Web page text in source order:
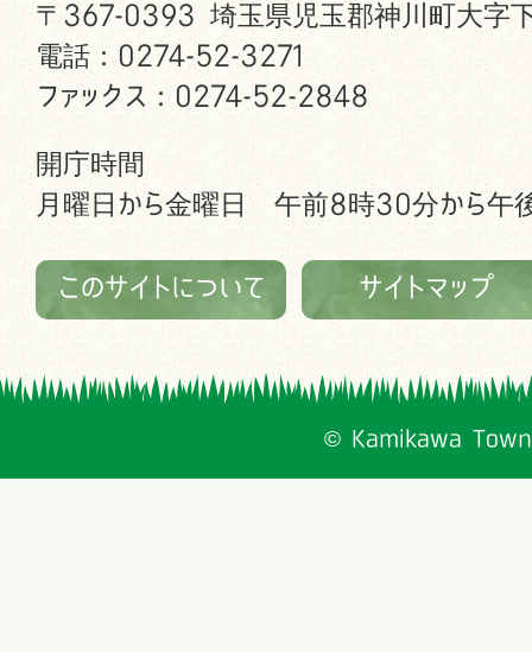
〒367-0393 埼玉県児玉郡神川町大字
電話：0274-52-3271
ファックス：0274-52-2848
開庁時間
月曜日から金曜日 午前8時30分から午
このサイトについて サイトマップ
© Kamikawa Town